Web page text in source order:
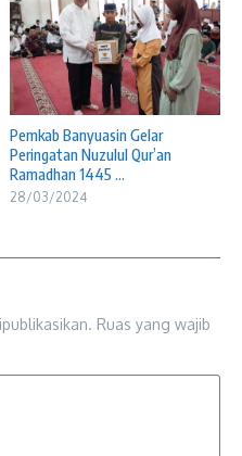
Pemkab Banyuasin Gelar
Peringatan Nuzulul Qur’an
Ramadhan 1445 ...
28/03/2024
Ruas yang wajib